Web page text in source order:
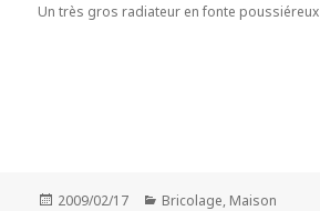
Un très gros radiateur en fonte poussiéreux
Publié
2009/02/17 Catégories
Bricolage, Maison